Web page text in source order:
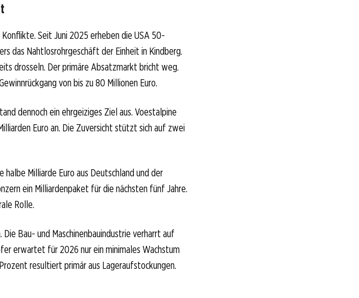
Seit Juni 2025 erheben die USA 50-
das Nahtlosrohrgeschäft der Einheit in Kindberg.
drosseln. Der primäre Absatzmarkt bricht weg.
von bis zu 80 Millionen Euro.
dennoch ein ehrgeiziges Ziel aus. Voestalpine
Euro an. Die Zuversicht stützt sich auf zwei
Milliarde Euro aus Deutschland und der
ein Milliardenpaket für die nächsten fünf Jahre.
Rolle.
Bau- und Maschinenbauindustrie verharrt auf
erwartet für 2026 nur ein minimales Wachstum
resultiert primär aus Lageraufstockungen.